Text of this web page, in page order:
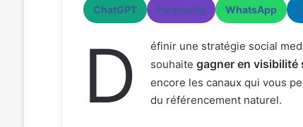
ChatGPT Perplexity WhatsApp
D
éfinir une stratégie social
souhaite gagner en visibilité
encore les canaux qui vous
du référencement naturel.